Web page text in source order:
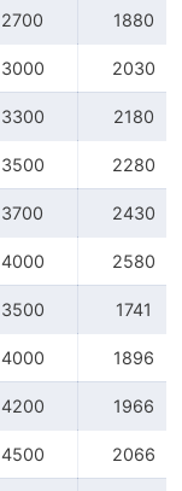
2700 1880
3000 2030
3300 2180
3500 2280
3700 2430
4000 2580
3500 1741
4000 1896
4200 1966
4500 2066